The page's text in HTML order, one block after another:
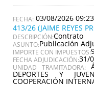
03/08/2026 09:23
413/26 (JAIME REYES
DESCRIPCIÓN:Contrato
ASUNTO:Publicación
IMPORTE CON IMPUESTOS:
FECHA ADJUDICACIÓN:31/
UNIDAD TRAMITADORA:
DEPORTES Y
COOPERACIÓN